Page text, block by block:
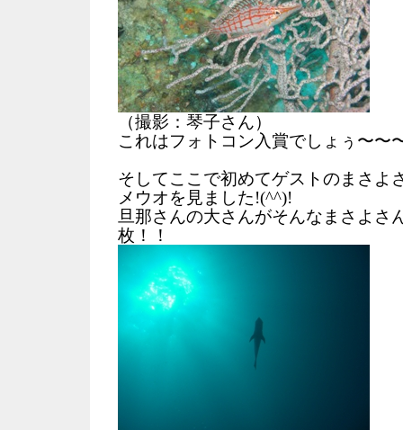
（撮影：琴子さん）
これはフォトコン入賞でしょぅ〜
そしてここで初めてゲストのまさよ
メウオを見ました!(^^)!
旦那さんの大さんがそんなまさよさ
枚！！